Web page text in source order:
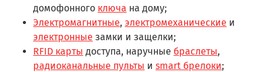
домофонного ключа на дому;
Электромагнитные, электромеханические и
электронные замки и защелки;
RFID карты доступа, наручные браслеты,
радиоканальные пульты и smart брелоки;